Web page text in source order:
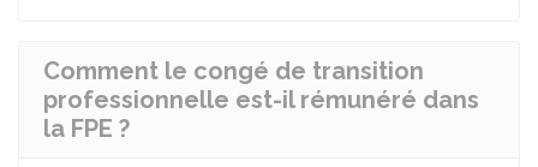
Comment le congé de transition
professionnelle est-il rémunéré dans
la FPE ?